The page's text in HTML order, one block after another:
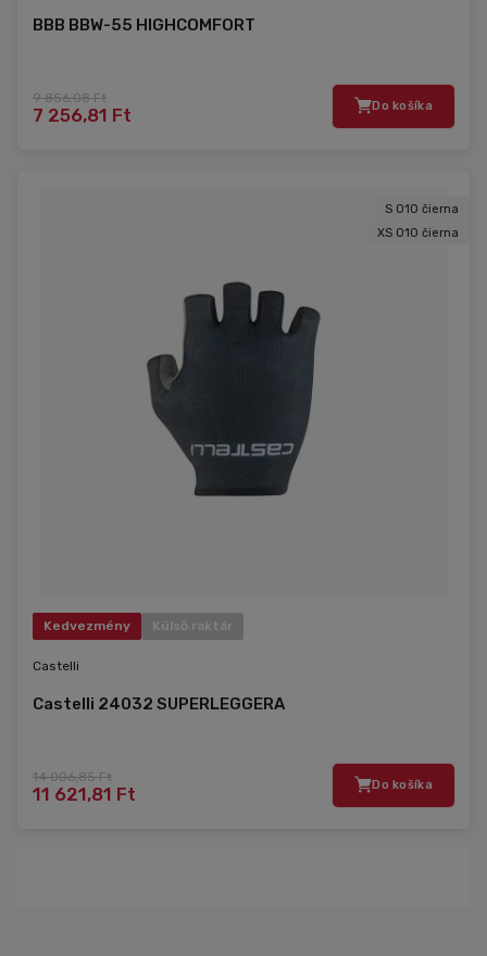
BBB BBW-55 HIGHCOMFORT
9 856,08 Ft
7 256,81 Ft Do košíka
S 010 čierna
XS 010 čierna
Kedvezmény Külső raktár
Castelli
Castelli 24032 SUPERLEGGERA
14 006,85 Ft
11 621,81 Ft Do košíka